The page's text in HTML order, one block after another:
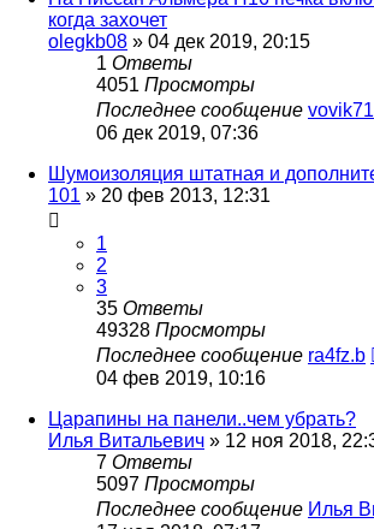
когда захочет
olegkb08 » 04 дек 2019, 20:15
1 Ответы
4051 Просмотры
Последнее сообщение vovik71
06 дек 2019, 07:36
Шумоизоляция штатная и
101 » 20 фев 2013, 12:31
1
2
3
35 Ответы
49328 Просмотры
Последнее сообщение ra4fz.b
04 фев 2019, 10:16
Царапины на панели..чем убрать?
Илья Витальевич » 12 ноя 2018,
7 Ответы
5097 Просмотры
Последнее сообщение Илья